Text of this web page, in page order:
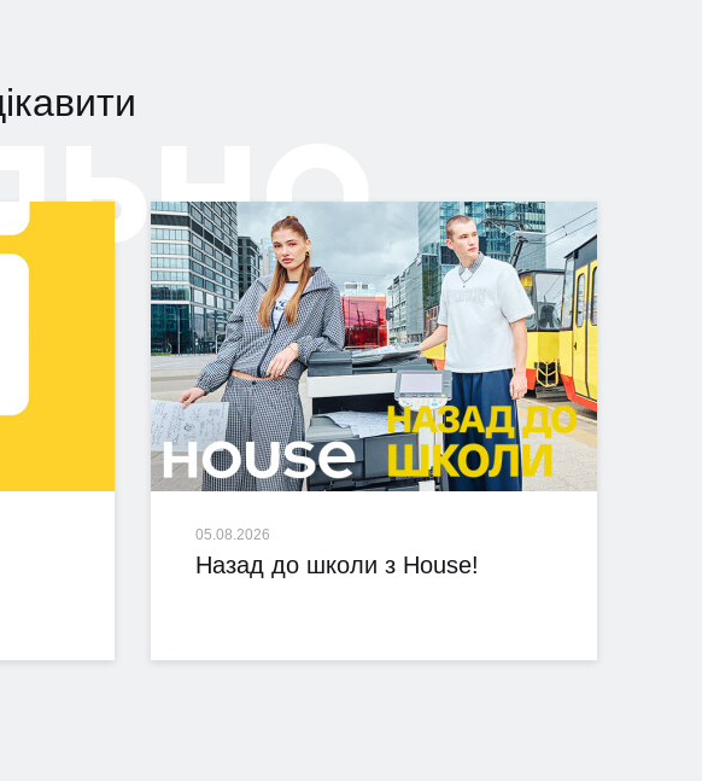
05.08.2026
Назад до школи з House!